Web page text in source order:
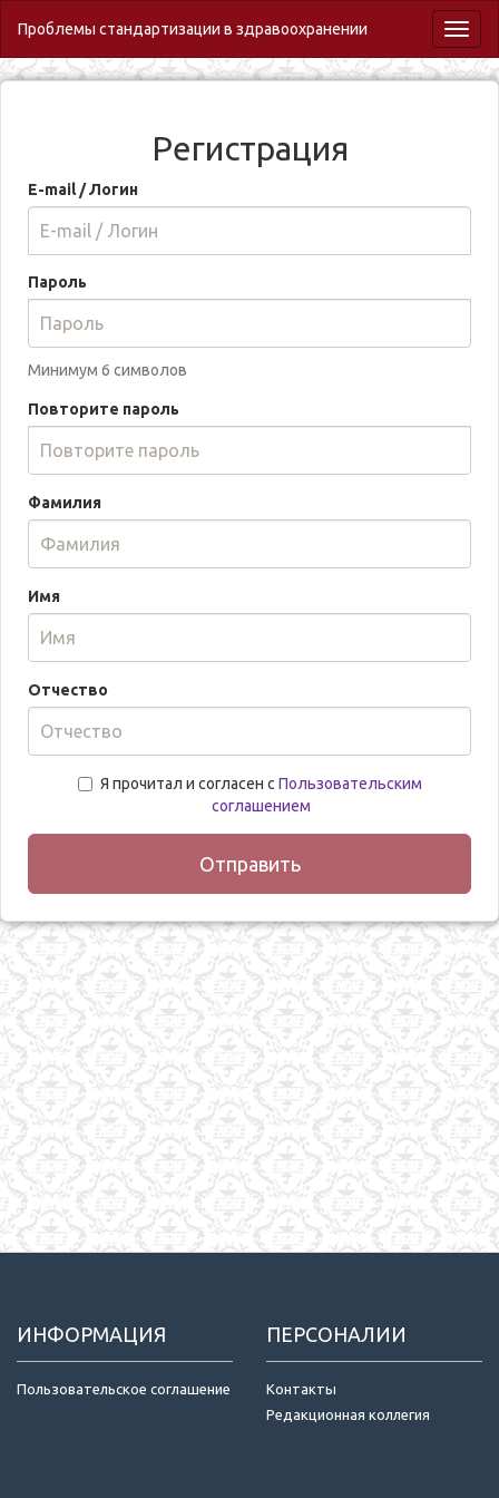
Проблемы стандартизации в здравоохранении
Регистрация
E-mail / Логин
Пароль
Минимум 6 символов
Повторите пароль
Фамилия
Имя
Отчество
Я прочитал и согласен с Пользовательским
соглашением
Отправить
ИНФОРМАЦИЯ
Пользовательское соглашение
ПЕРСОНАЛИИ
Контакты
Редакционная коллегия